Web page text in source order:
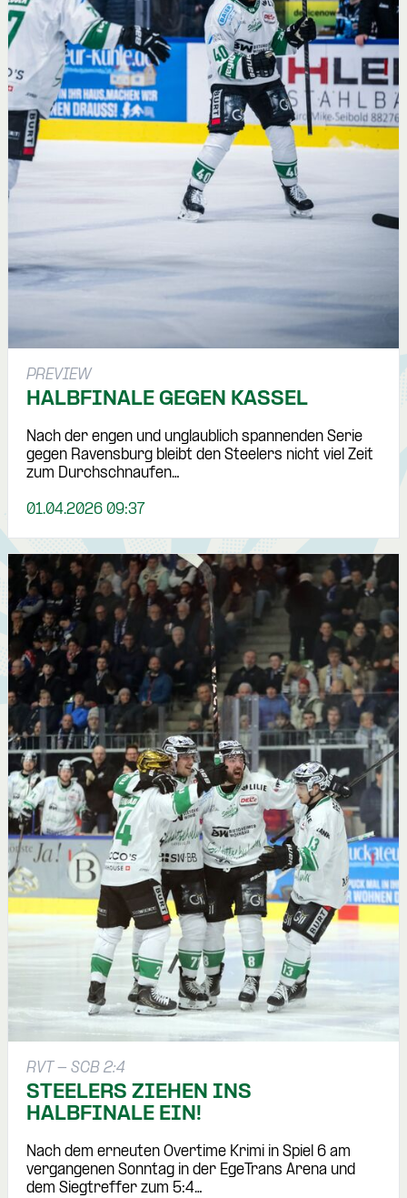
PREVIEW
HALBFINALE GEGEN KASSEL
Nach der engen und unglaublich spannenden Serie
gegen Ravensburg bleibt den Steelers nicht viel Zeit
zum Durchschnaufen…
01.04.2026 09:37
RVT - SCB 2:4
STEELERS ZIEHEN INS
HALBFINALE EIN!
Nach dem erneuten Overtime Krimi in Spiel 6 am
vergangenen Sonntag in der EgeTrans Arena und
dem Siegtreffer zum 5:4…